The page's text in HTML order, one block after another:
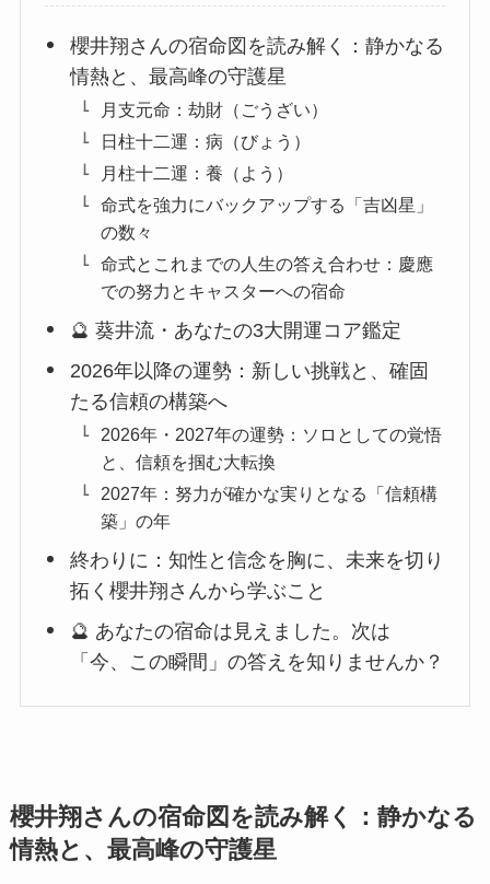
櫻井翔さんの宿命図を読み解く：静かなる
情熱と、最高峰の守護星
月支元命：劫財（ごうざい）
日柱十二運：病（びょう）
月柱十二運：養（よう）
命式を強力にバックアップする「吉凶星」
の数々
命式とこれまでの人生の答え合わせ：慶應
での努力とキャスターへの宿命
🔮 葵井流・あなたの3大開運コア鑑定
2026年以降の運勢：新しい挑戦と、確固
たる信頼の構築へ
2026年・2027年の運勢：ソロとしての覚悟
と、信頼を掴む大転換
2027年：努力が確かな実りとなる「信頼構
築」の年
終わりに：知性と信念を胸に、未来を切り
拓く櫻井翔さんから学ぶこと
🔮 あなたの宿命は見えました。次は
「今、この瞬間」の答えを知りませんか？
櫻井翔さんの宿命図を読み解く：静かなる
情熱と、最高峰の守護星